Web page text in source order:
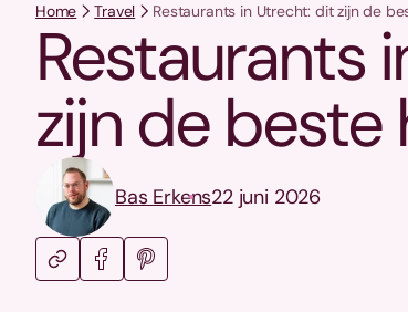
Home Travel Restaurants in Utrecht: dit zijn de
Restaurants
zijn de
Bas Erkens22 juni 2026